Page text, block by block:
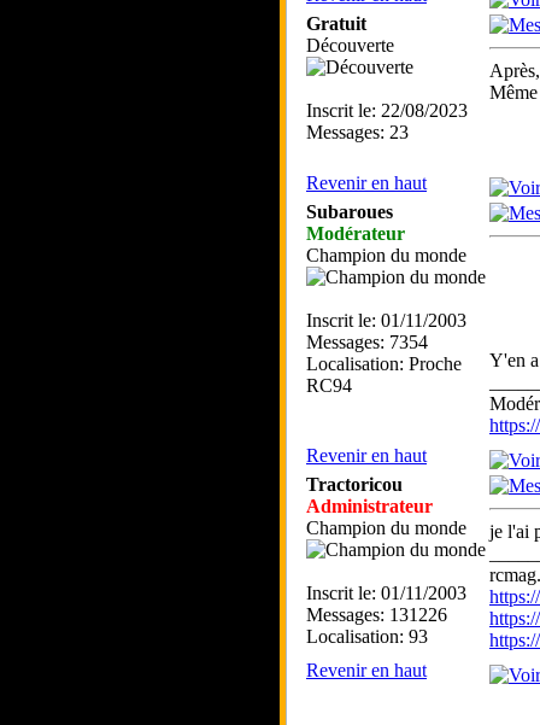
Gratuit
Découverte
Inscrit le: 22/08/2023
Messages: 23
Revenir en haut
Subaroues
Modérateur
Champion du monde
Inscrit le: 01/11/2003
Messages: 7354
Localisation: Proche
RC94
Y'en
Revenir en haut
Tractoricou
Administrateur
Champion du monde
Inscrit le: 01/11/2003
Messages: 131226
Localisation: 93
je l'ai
Revenir en haut